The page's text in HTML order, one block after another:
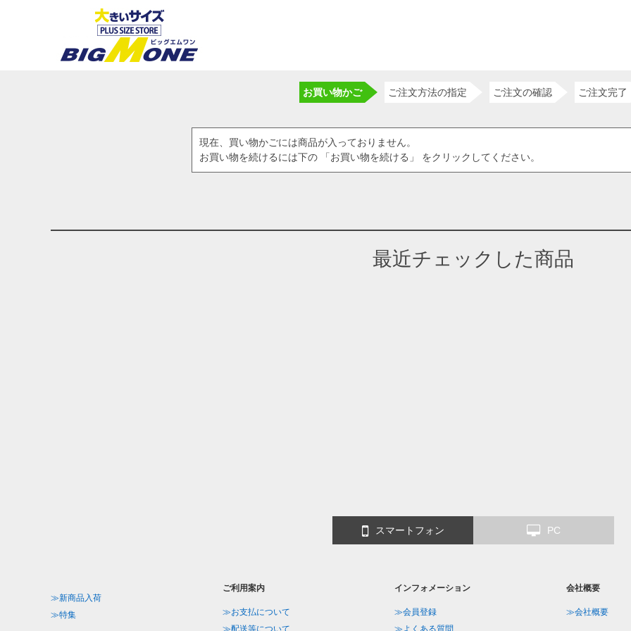
お買い物かご ご注文方法の指定 ご注文の確認 ご注文完了
現在、買い物かごには商品が入っておりません。
お買い物を続けるには下の 「お買い物を続ける」 をクリックしてください。
最近チェックした商品
スマートフォン PC
≫新商品入荷
≫特集
ご利用案内
≫お支払について
≫配送等について
インフォメーション
≫会員登録
≫よくある質問
会社概要
≫会社概要